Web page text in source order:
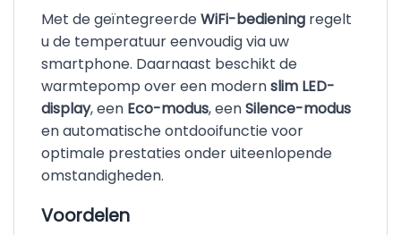
Met de geïntegreerdeWiFi-bediening regelt
u de temperatuur eenvoudig via uw
smartphone. Daarnaast beschikt de
warmtepomp over een modernslim LED-
display, een Eco-modus, eenSilence-modus
en automatische ontdooifunctie voor
optimale prestaties onder uiteenlopende
omstandigheden.
Voordelen